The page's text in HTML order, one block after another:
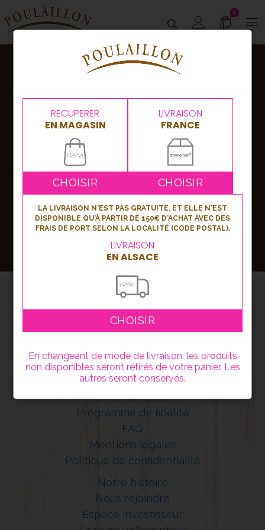
0
Abonnez-vous
à notre newsletter !
Nouveautés, bons plans ou événements,
soyez les premiers informés en vous
inscrivant à notre newsletter !
S'inscrire
Mon compte
Programme de fidélité
FAQ
Mentions légales
Politique de confidentialité
Notre histoire
Nous rejoindre
Espace investisseur
RECUPERER
EN MAGASIN
CHOISIR
LA LIVRAISON N'EST PAS GRATUITE, ET ELLE N'EST
DISPONIBLE QU'À PARTIR DE 150€ D'ACHAT AVEC DES
FRAIS DE PORT SELON LA LOCALITÉ (CODE POSTAL).
LIVRAISON
EN ALSACE
CHOISIR
LIVRAISON
FRANCE
CHOISIR
En changeant de mode de livraison, les produits
non disponibles seront retirés de votre panier. Les
autres seront conservés.